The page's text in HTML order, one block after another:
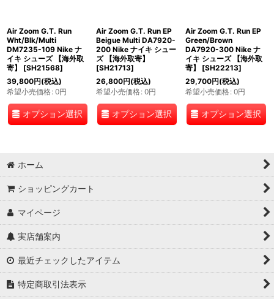
Air Zoom G.T. Run
Wht/Blk/Multi
DM7235-109 Nike ナ
イキ シューズ 【海外取
寄】
[SH21568]
39,800円(税込)
希望小売価格: 0円
オプション選択
Air Zoom G.T. Run EP
Beigue Multi DA7920-
200 Nike ナイキ シュー
ズ 【海外取寄】
[SH21713]
26,800円(税込)
希望小売価格: 0円
オプション選択
Air Zoom G.T. Run EP
Green/Brown
DA7920-300 Nike ナ
イキ シューズ 【海外取
寄】
[SH22213]
29,700円(税込)
希望小売価格: 0円
オプション選択
ホーム
ショッピングカート
マイページ
実店舗案内
最近チェックしたアイテム
特定商取引法表示